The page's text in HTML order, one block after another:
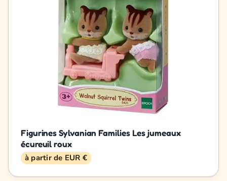
Figurines Sylvanian Families Les jumeaux
écureuil roux
à partir de EUR €